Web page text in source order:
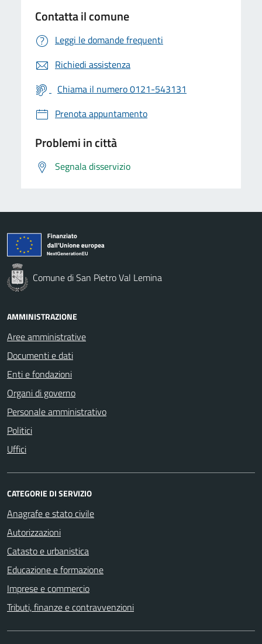
Contatta il comune
Leggi le domande frequenti
Richiedi assistenza
Chiama il numero 0121-543131
Prenota appuntamento
Problemi in città
Segnala disservizio
Comune di San Pietro Val Lemina
AMMINISTRAZIONE
Aree amministrative
Documenti e dati
Enti e fondazioni
Organi di governo
Personale amministrativo
Politici
Uffici
CATEGORIE DI SERVIZIO
Anagrafe e stato civile
Autorizzazioni
Catasto e urbanistica
Educazione e formazione
Imprese e commercio
Tributi, finanze e contravvenzioni